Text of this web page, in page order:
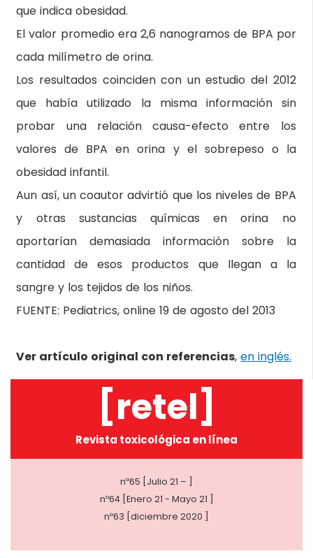
que indica obesidad.
El valor promedio era 2,6 nanogramos de BPA por
cada milímetro de orina.
Los resultados coinciden con un estudio del 2012
que había utilizado la misma información sin
probar una relación causa-efecto entre los
valores de BPA en orina y el sobrepeso o la
obesidad infantil.
Aun así, un coautor advirtió que los niveles de BPA
y otras sustancias químicas en orina no
aportarían demasiada información sobre la
cantidad de esos productos que llegan a la
sangre y los tejidos de los niños.
FUENTE: Pediatrics, online 19 de agosto del 2013
Ver artículo original con referencias,en inglés.
[retel]
Revista toxicológica en línea
nº65 [Julio 21 – ]
nº64 [Enero 21 - Mayo 21 ]
nº63 [diciembre 2020 ]